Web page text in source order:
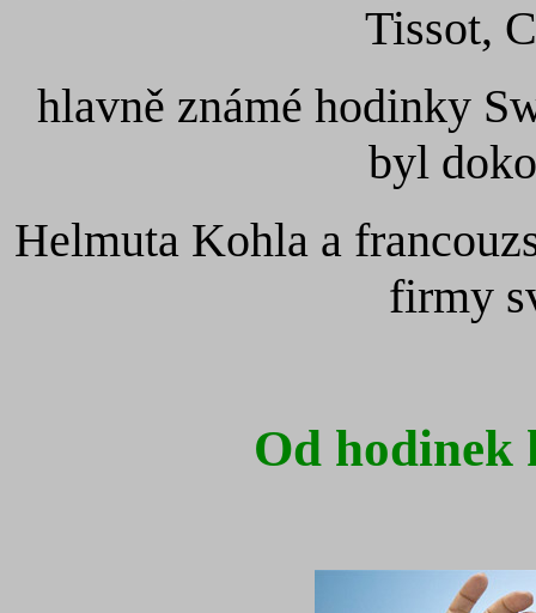
Tissot,
hlavně známé hodinky
byl
Helmuta Kohla a
firmy
Od hodinek